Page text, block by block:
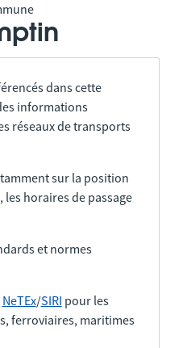
dans cette
informations
réseaux de transports
sur la position
horaires de passage
et normes
NeTEx/SIRI pour les
ferroviaires, maritimes